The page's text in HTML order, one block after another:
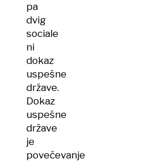
pa
dvig
sociale
ni
dokaz
uspešne
države.
Dokaz
uspešne
države
je
povečevanje